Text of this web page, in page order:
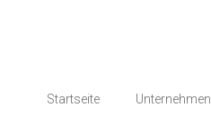
Startseite Unternehmen